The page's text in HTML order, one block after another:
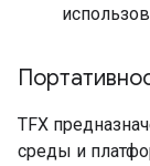
TFX
среды и